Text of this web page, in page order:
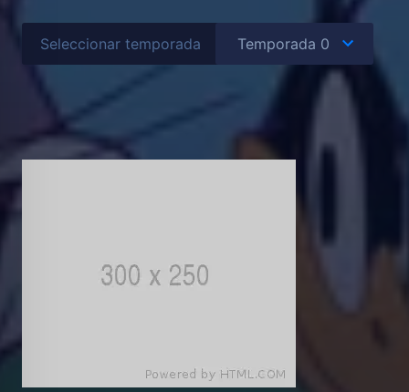
Seleccionar temporada